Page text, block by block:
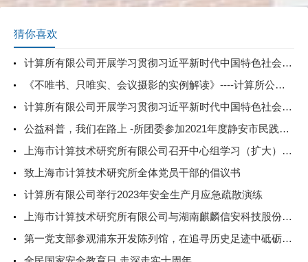
猜你喜欢
计算所有限公司开展学习贯彻习近平新时代中国特色社会主义思想主题教育中心组学习（扩大）会——党委书记专题党课
《不唯书、只唯实、会议摄影的实例解读》----计算所公司开展会议摄影解读讲座
计算所有限公司开展学习贯彻习近平新时代中国特色社会主义思想主题教育中心组学习会暨第八期读书班活动
公益科普，我们在路上 -所团委参加2021年度静安市民践行垃圾分类和低碳生活主题公益集市
上海市计算技术研究所有限公司召开中心组学习（扩大）会——学习党的二十届三中全会精神
致上海市计算技术研究所全体党员干部的倡议书
计算所有限公司举行2023年安全生产月应急疏散演练
上海市计算技术研究所有限公司与湖南麒麟信安科技股份有限公司达成战略合作，携手推进信息技术创新应用
第一党支部参观浦东开发陈列馆，在追寻历史足迹中砥砺初心使命